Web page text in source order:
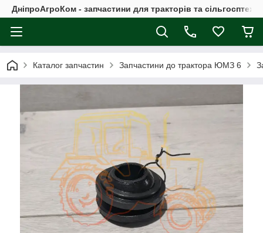
ДніпроАгроКом - запчастини для тракторів та
Каталог запчастин Запчастини до трактора ЮМЗ 6